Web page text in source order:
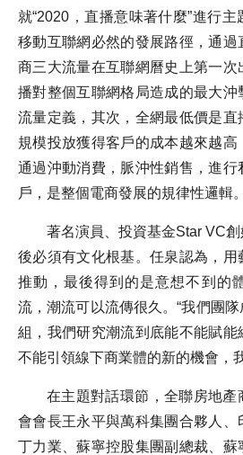
就“2020，直播意味著什麼”進行
移動互聯網必然的發展路徑，通過
商三大流量在互聯網曆史上第一次
播對整個互聯網格局造成的最大沖
流量定義，其次，全網最低價是直
規模投放獲得客戶的成本越來越
通過沖動消費，脈沖性銷售，進行
戶，是整個電商發展的規律性邏輯。
著名演員、投資基金Star VC
後必須有文化根基。任泉認為，用
推動，最後得到的是意想不到的
流，潮流可以流傳很久。“我們團
組，我們研究潮流到底能不能賦
不能引領線下商業體的新的機會，
在主題對話環節，全聯房地產
會會長王永平與萬科集團合夥人
丁力業、蘇寧控股集團副總裁、蘇